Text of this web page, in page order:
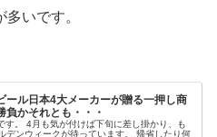
多いです。
ール日本4大メーカーが贈る一押し商
負かそれとも・・・
す。 4月も気が付けば下旬に差し掛かり、も
デンウィークが待っています。 帰省したり何